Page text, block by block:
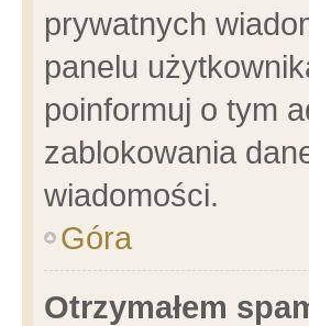
prywatnych
panelu
poinformuj o tym
zablokowania
wiadomości.
Góra
Otrzymałem